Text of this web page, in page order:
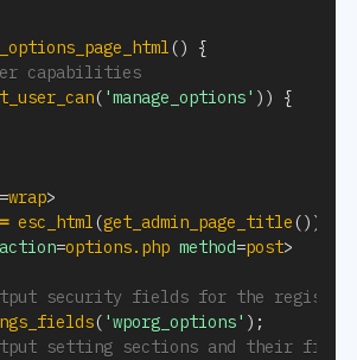
()
{
capabilities
( 'manage_options' ) )
{
wrap>
esc_html(get_admin_page_title() )
action=options.php method=post>
security fields for the
( 'wporg_options' ) ;
setting sections and their